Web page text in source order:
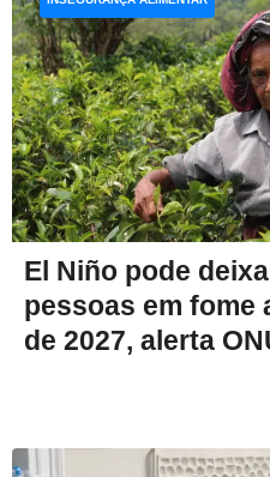
El Niño pode
pessoas em fome
de 2027, alerta